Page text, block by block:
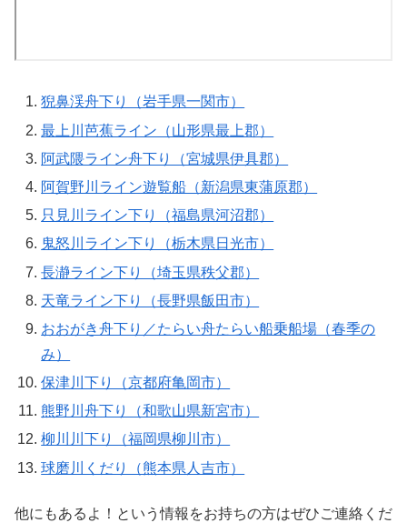
猊鼻渓舟下り（岩手県一関市）
最上川芭蕉ライン（山形県最上郡）
阿武隈ライン舟下り（宮城県伊具郡）
阿賀野川ライン遊覧船（新潟県東蒲原郡）
只見川ライン下り（福島県河沼郡）
鬼怒川ライン下り（栃木県日光市）
長瀞ライン下り（埼玉県秩父郡）
天竜ライン下り（長野県飯田市）
おおがき舟下り／たらい舟たらい船乗船場（春季の
み）
保津川下り（京都府亀岡市）
熊野川舟下り（和歌山県新宮市）
柳川川下り（福岡県柳川市）
球磨川くだり（熊本県人吉市）
他にもあるよ！という情報をお持ちの方はぜひご連絡くだ